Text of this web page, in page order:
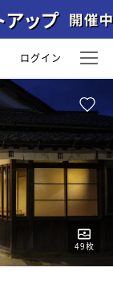
ログイン
49枚